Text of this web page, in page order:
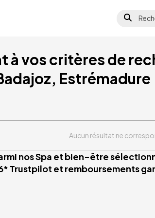
à vos critères de
Estrémadure
Aucun résultat ne
nos Spa et bien-être
Trustpilot et remboursements